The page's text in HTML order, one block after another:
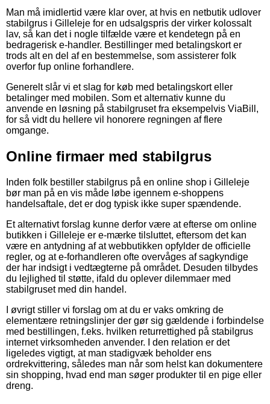
Man må imidlertid være klar over, at hvis en netbutik udlover
stabilgrus i Gilleleje for en udsalgspris der virker kolossalt
lav, så kan det i nogle tilfælde være et kendetegn på en
bedragerisk e-handler. Bestillinger med betalingskort er
trods alt en del af en bestemmelse, som assisterer folk
overfor fup online forhandlere.
Generelt slår vi et slag for køb med betalingskort eller
betalinger med mobilen. Som et alternativ kunne du
anvende en løsning på stabilgruset fra eksempelvis ViaBill,
for så vidt du hellere vil honorere regningen af flere
omgange.
Online firmaer med stabilgrus
Inden folk bestiller stabilgrus på en online shop i Gilleleje
bør man på en vis måde løbe igennem e-shoppens
handelsaftale, det er dog typisk ikke super spændende.
Et alternativt forslag kunne derfor være at efterse om online
butikken i Gilleleje er e-mærke tilsluttet, eftersom det kan
være en antydning af at webbutikken opfylder de officielle
regler, og at e-forhandleren ofte overvåges af sagkyndige
der har indsigt i vedtægterne på området. Desuden tilbydes
du lejlighed til støtte, ifald du oplever dilemmaer med
stabilgruset med din handel.
I øvrigt stiller vi forslag om at du er vaks omkring de
elementære retningslinjer der gør sig gældende i forbindelse
med bestillingen, f.eks. hvilken returrettighed på stabilgrus
internet virksomheden anvender. I den relation er det
ligeledes vigtigt, at man stadigvæk beholder ens
ordrekvittering, således man når som helst kan dokumentere
sin shopping, hvad end man søger produkter til en pige eller
dreng.